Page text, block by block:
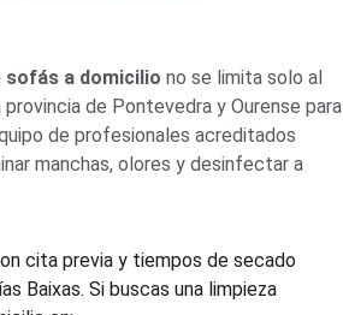
sofás a domicilio no se limita solo al
de Pontevedra y Ourense para
de profesionales acreditados
manchas, olores y desinfectar a
cita previa y tiempos de secado
Baixas. Si buscas una limpieza